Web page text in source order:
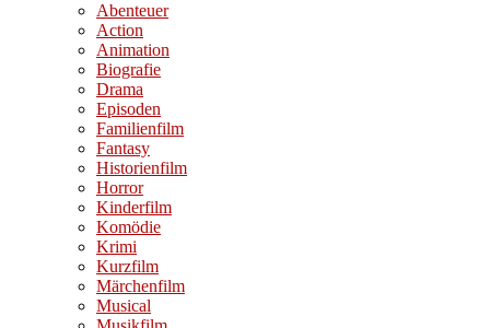
Abenteuer
Action
Animation
Biografie
Drama
Episoden
Familienfilm
Fantasy
Historienfilm
Horror
Kinderfilm
Komödie
Krimi
Kurzfilm
Märchenfilm
Musical